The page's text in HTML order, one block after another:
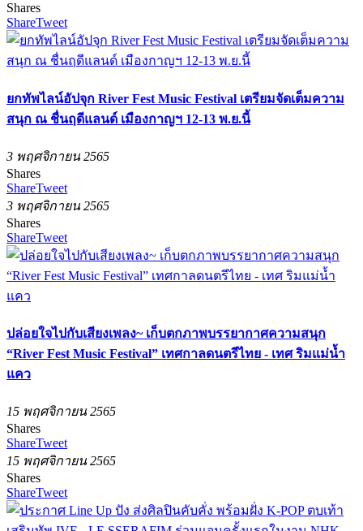
Shares
ShareTweet
ยกทัพไลน์อัปจุก River Fest Music Festival เตรียมจัดเต็มความ
สนุก ณ ชื่นฤดีแลนด์ เมืองกาญฯ 12-13 พ.ย.นี้
3 พฤศจิกายน 2565
Shares
ShareTweet
3 พฤศจิกายน 2565
Shares
ShareTweet
ปล่อยใจไปกับเสียงเพลง~ เก็บตกภาพบรรยากาศความสนุก
“River Fest Music Festival” เทศกาลดนตรีไทย - เทศ ริมแม่น้ำ
แคว
15 พฤศจิกายน 2565
Shares
ShareTweet
15 พฤศจิกายน 2565
Shares
ShareTweet